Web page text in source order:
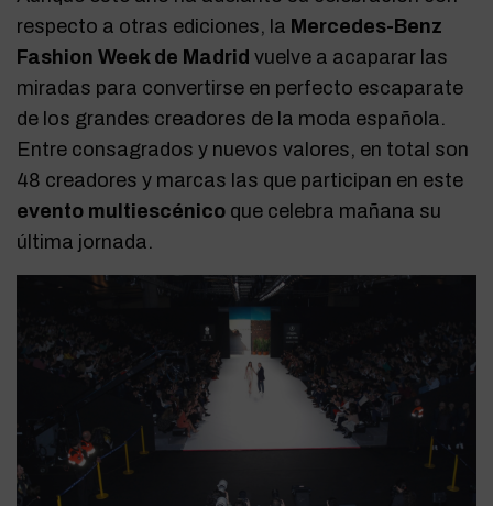
respecto a otras ediciones, la Mercedes-Benz
Fashion Week de Madrid vuelve a acaparar las
miradas para convertirse en perfecto escaparate
de los grandes creadores de la moda española.
Entre consagrados y nuevos valores, en total son
48 creadores y marcas las que participan en este
evento multiescénico que celebra mañana su
última jornada.